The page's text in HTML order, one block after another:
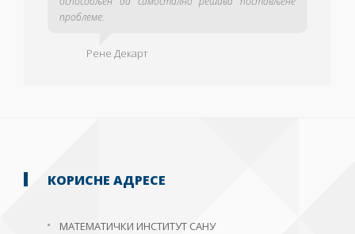
проблеме.
Рене Декарт
КОРИСНЕ АДРЕСЕ
МАТЕМАТИЧКИ ИНСТИТУТ САНУ